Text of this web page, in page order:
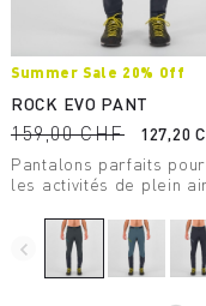
Summer Sale 20% Off
ROCK EVO PANT
159,00 CHF
127,20
Pantalons parfaits
les activités de plein
construction hybride, ils
offrent une protection
UPF40, confort et une
navigate_before